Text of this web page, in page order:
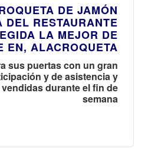
DE JAMÓN
DEL RESTAURANTE
LA MEJOR DE
EN, ALACROQUETA
sus puertas con un gran
y de asistencia y
durante el fin de
semana